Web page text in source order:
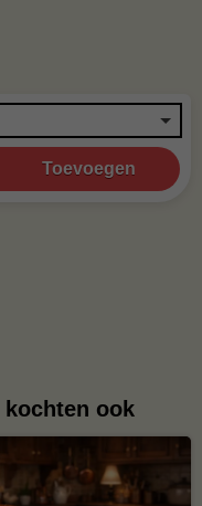
Toevoegen
kochten ook